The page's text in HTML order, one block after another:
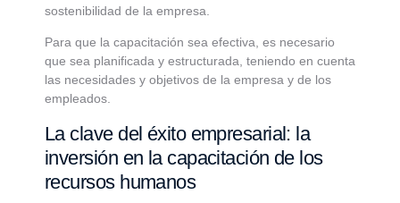
sostenibilidad de la empresa.
Para que la capacitación sea efectiva, es necesario
que sea planificada y estructurada, teniendo en cuenta
las necesidades y objetivos de la empresa y de los
empleados.
La clave del éxito empresarial: la
inversión en la capacitación de los
recursos humanos